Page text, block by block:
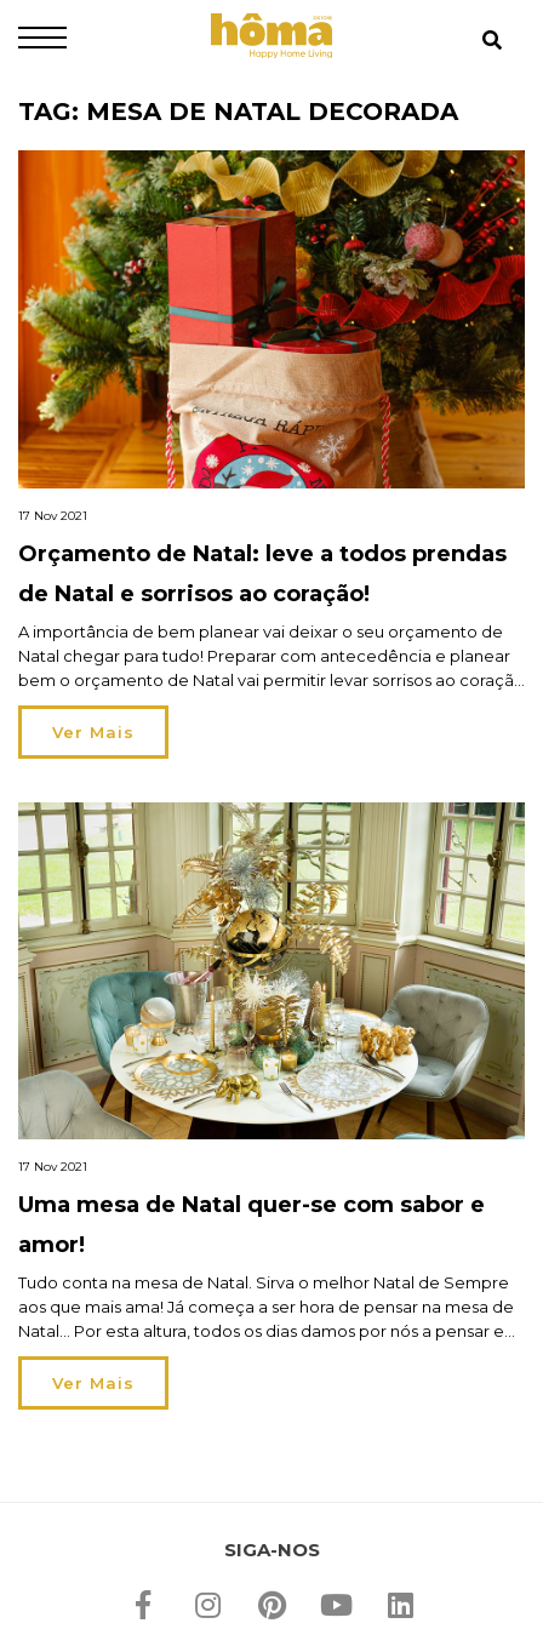
TAG: MESA DE NATAL DECORADA
17 Nov 2021
Orçamento de Natal: leve a todos prendas
de Natal e sorrisos ao coração!
A importância de bem planear vai deixar o seu orçamento de
Natal chegar para tudo! Preparar com antecedência e planear
bem o orçamento de Natal vai permitir levar sorrisos ao coração
dos seus mais queridos e prendas de Natal aos que mais ama.
Na hôma, onde encontra tudo para a casa e além disso encontra
[…]
Ver Mais
17 Nov 2021
Uma mesa de Natal quer-se com sabor e
amor!
Tudo conta na mesa de Natal. Sirva o melhor Natal de Sempre
aos que mais ama! Já começa a ser hora de pensar na mesa de
Natal… Por esta altura, todos os dias damos por nós a pensar em
qualquer detalhe de Natal que ainda está por definir. E a mesa
de Natal não é […]
Ver Mais
SIGA-NOS